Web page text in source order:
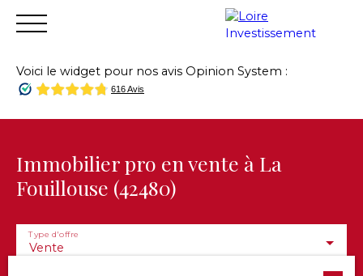
Accueil Acheter Vendre Louer Financer
Estimation
Voici le widget pour nos avis Opinion System :
Immobilier pro en vente à La
Fouillouse (42480)
Vente
Type d'offre